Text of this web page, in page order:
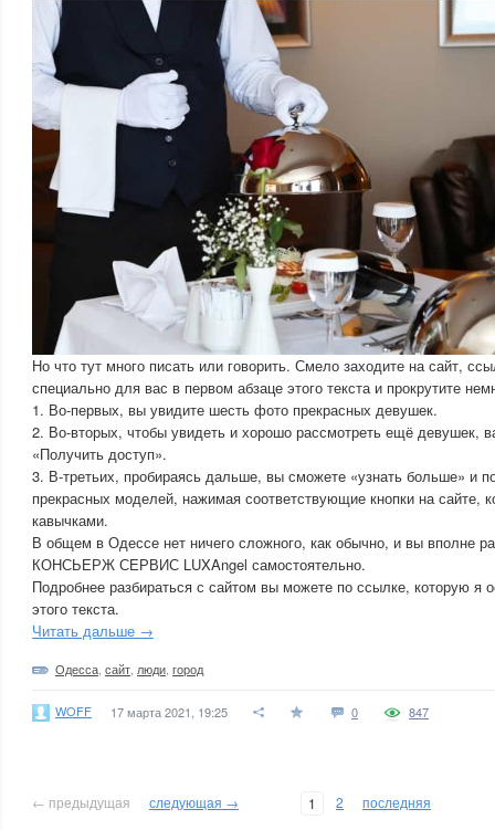
Но что тут много писать или говорить. Смело заходите на сайт,
специально для вас в первом абзаце этого текста и прокрутите
1. Во-первых, вы увидите шесть фото прекрасных девушек.
2. Во-вторых, чтобы увидеть и хорошо рассмотреть ещё девушек,
«Получить доступ».
3. В-третьих, пробираясь дальше, вы сможете «узнать больше» и
прекрасных моделей, нажимая соответствующие кнопки на сайте,
кавычками.
В общем в Одессе нет ничего сложного, как обычно, и вы вполне
КОНСЬЕРЖ СЕРВИС LUXAngel самостоятельно.
Подробнее разбираться с сайтом вы можете по ссылке, которую я
этого текста.
Читать дальше →
Одесса сайт люди город
WOFF 17 марта 2021, 19:25 0 847
← предыдущая следующая → 1 2 последняя